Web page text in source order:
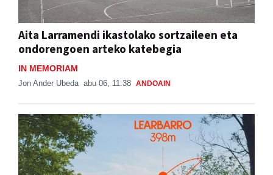
Aita Larramendi ikastolako sortzaileen eta
ondorengoen arteko katebegia
IN MEMORIAM
Jon Ander Ubeda abu 06, 11:38 ANDOAIN